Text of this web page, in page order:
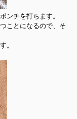
ンチを打ちます。
ことになるので、そ
。